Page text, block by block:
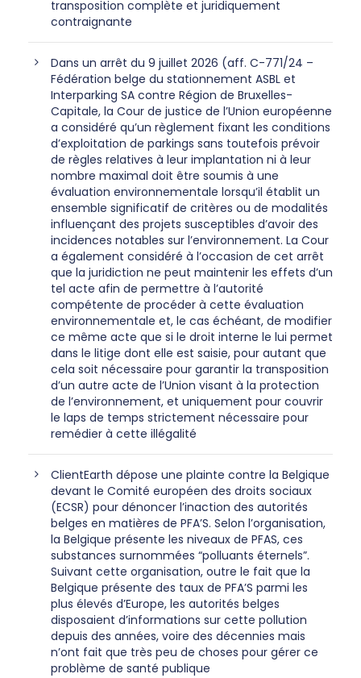
transposition complète et juridiquement
contraignante
Dans un arrêt du 9 juillet 2026 (aff. C-771/24 –
Fédération belge du stationnement ASBL et
Interparking SA contre Région de Bruxelles-
Capitale, la Cour de justice de l’Union européenne
a considéré qu’un règlement fixant les conditions
d’exploitation de parkings sans toutefois prévoir
de règles relatives à leur implantation ni à leur
nombre maximal doit être soumis à une
évaluation environnementale lorsqu’il établit un
ensemble significatif de critères ou de modalités
influençant des projets susceptibles d’avoir des
incidences notables sur l’environnement. La Cour
a également considéré à l’occasion de cet arrêt
que la juridiction ne peut maintenir les effets d’un
tel acte afin de permettre à l’autorité
compétente de procéder à cette évaluation
environnementale et, le cas échéant, de modifier
ce même acte que si le droit interne le lui permet
dans le litige dont elle est saisie, pour autant que
cela soit nécessaire pour garantir la transposition
d’un autre acte de l’Union visant à la protection
de l’environnement, et uniquement pour couvrir
le laps de temps strictement nécessaire pour
remédier à cette illégalité
ClientEarth dépose une plainte contre la Belgique
devant le Comité européen des droits sociaux
(ECSR) pour dénoncer l’inaction des autorités
belges en matières de PFA’S. Selon l’organisation,
la Belgique présente les niveaux de PFAS, ces
substances surnommées “polluants éternels”.
Suivant cette organisation, outre le fait que la
Belgique présente des taux de PFA’S parmi les
plus élevés d’Europe, les autorités belges
disposaient d’informations sur cette pollution
depuis des années, voire des décennies mais
n’ont fait que très peu de choses pour gérer ce
problème de santé publique